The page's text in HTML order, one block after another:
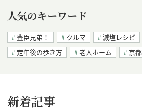
人気のキーワード
豊臣兄弟！ クルマ 減塩レシピ
定年後の歩き方
老人ホーム 京都
新着記事